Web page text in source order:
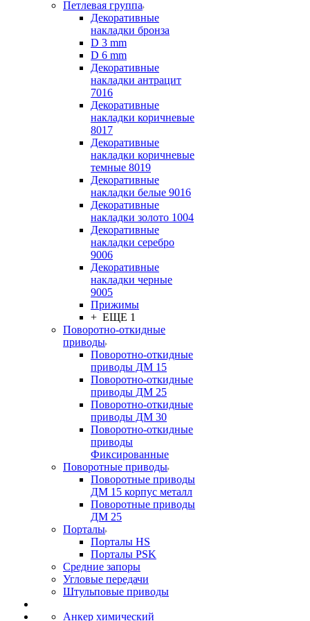
Петлевая группа
Декоративные
накладки бронза
D 3 mm
D 6 mm
Декоративные
накладки антрацит
7016
Декоративные
накладки коричневые
8017
Декоративные
накладки коричневые
темные 8019
Декоративные
накладки белые 9016
Декоративные
накладки золото 1004
Декоративные
накладки серебро
9006
Декоративные
накладки черные
9005
Прижимы
+ ЕЩЕ 1
Поворотно-откидные
приводы
Поворотно-откидные
приводы ДМ 15
Поворотно-откидные
приводы ДМ 25
Поворотно-откидные
приводы ДМ 30
Поворотно-откидные
приводы
Фиксированные
Поворотные приводы
Поворотные приводы
ДМ 15 корпус металл
Поворотные приводы
ДМ 25
Порталы
Порталы HS
Порталы PSK
Средние запоры
Угловые передачи
Штульповые приводы
Анкер химический